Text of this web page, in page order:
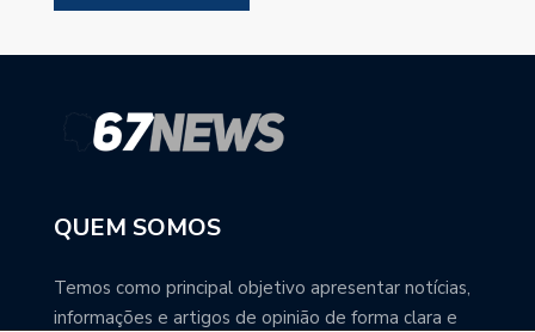
QUEM SOMOS
Temos como principal objetivo apresentar notícias,
informações e artigos de opinião de forma clara e